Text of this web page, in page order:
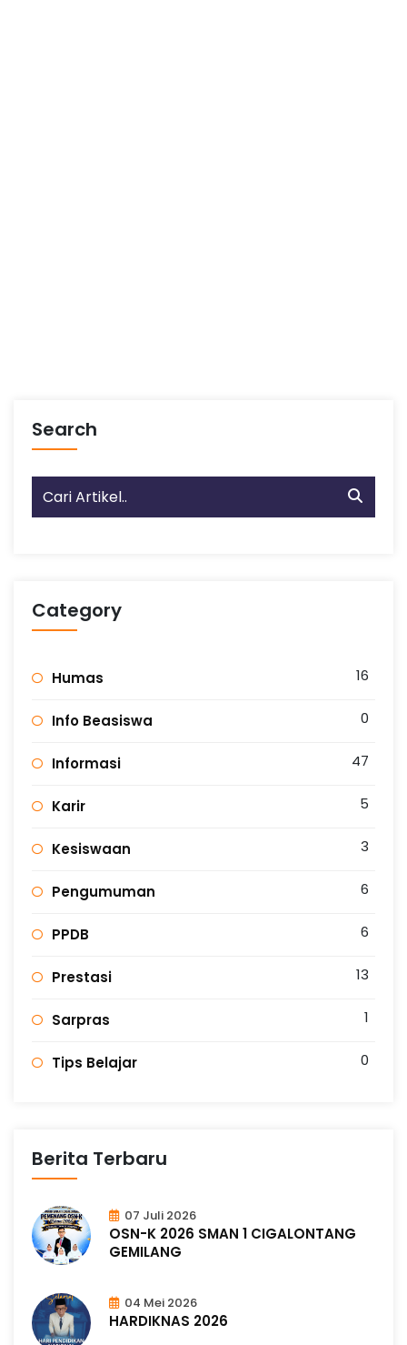
Search
Category
Humas 16
Info Beasiswa 0
Informasi 47
Karir 5
Kesiswaan 3
Pengumuman 6
PPDB 6
Prestasi 13
Sarpras 1
Tips Belajar 0
Berita Terbaru
07 Juli 2026
OSN-K 2026 SMAN 1 CIGALONTANG
GEMILANG
04 Mei 2026
HARDIKNAS 2026